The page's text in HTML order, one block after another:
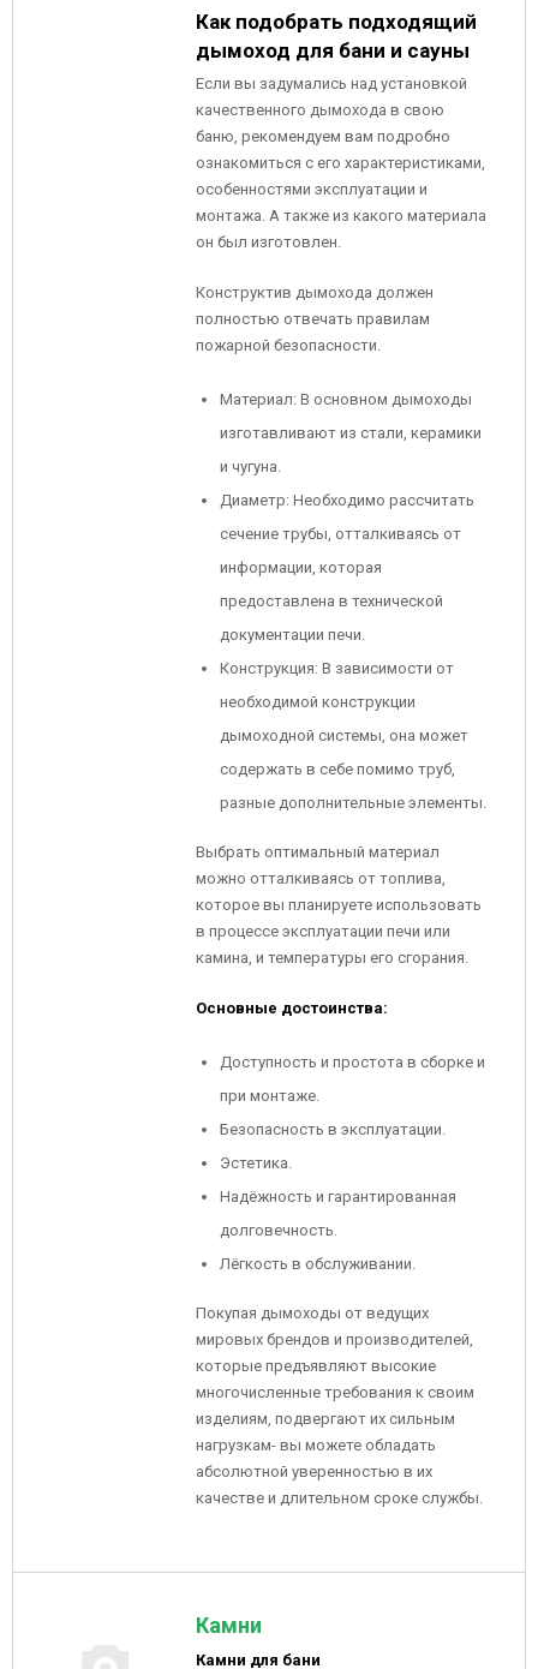
Как подобрать подходящий
дымоход для бани и сауны
Если вы задумались над установкой
качественного дымохода в свою
баню, рекомендуем вам подробно
ознакомиться с его характеристиками,
особенностями эксплуатации и
монтажа. А также из какого материала
он был изготовлен.
Конструктив дымохода должен
полностью отвечать правилам
пожарной безопасности.
Материал: В основном дымоходы
изготавливают из стали, керамики
и чугуна.
Диаметр: Необходимо рассчитать
сечение трубы, отталкиваясь от
информации, которая
предоставлена в технической
документации печи.
Конструкция: В зависимости от
необходимой конструкции
дымоходной системы, она может
содержать в себе помимо труб,
разные дополнительные элементы.
Выбрать оптимальный материал
можно отталкиваясь от топлива,
которое вы планируете использовать
в процессе эксплуатации печи или
камина, и температуры его сгорания.
Основные достоинства:
Доступность и простота в сборке и
при монтаже.
Безопасность в эксплуатации.
Эстетика.
Надёжность и гарантированная
долговечность.
Лёгкость в обслуживании.
Покупая дымоходы от ведущих
мировых брендов и производителей,
которые предъявляют высокие
многочисленные требования к своим
изделиям, подвергают их сильным
нагрузкам- вы можете обладать
абсолютной уверенностью в их
качестве и длительном сроке службы.
Камни
Камни для бани